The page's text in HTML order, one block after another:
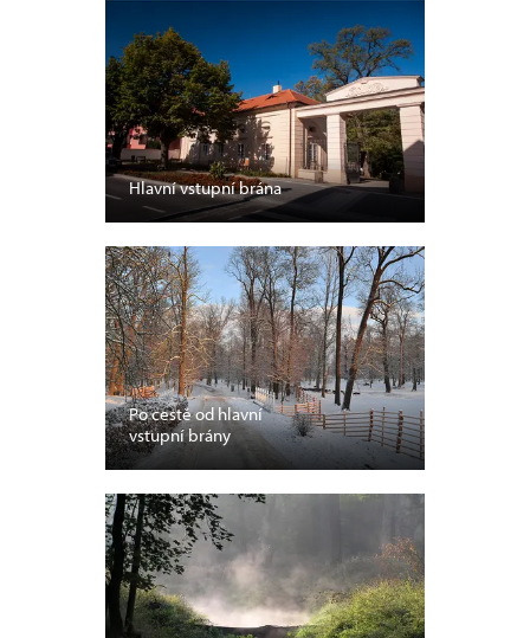
Hlavní vstupní brána
Po cestě od hlavní
vstupní brány